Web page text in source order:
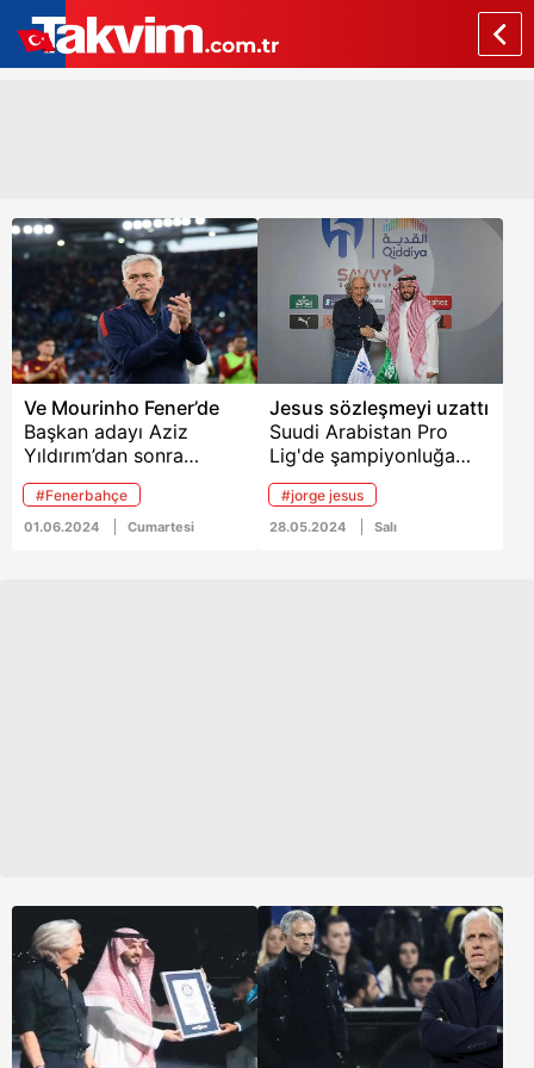
Ve Mourinho Fener’de
Başkan adayı Aziz
Yıldırım’dan sonra
mevcut yönetim de
Jose Mourinho ile 2+1
yıllığına el sıkıştı. Sarı-
#Fenerbahçe
01.06.2024 Cumartesi
Jesus sözleşmeyi uzattı
Suudi Arabistan Pro
Lig'de şampiyonluğa
ulaşan Al Hilal takımı,
Teknik Direktörü Jorge
Jesus ile sözleşme
#jorge jesus
28.05.2024 Salı